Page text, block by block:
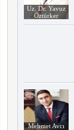
Uz. Dr. Yavuz
Öztürker
Mehmet Avcı